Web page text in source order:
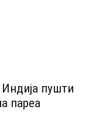
пушти
пареа